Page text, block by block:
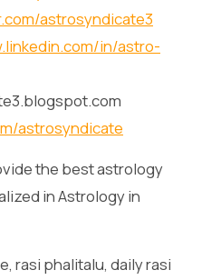
astrosyndicate3
in/astro-
astrosyndicate
the best astrology
in Astrology in
rasi phalitalu, daily rasi